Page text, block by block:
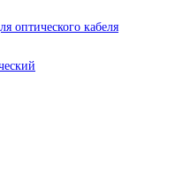
оптического кабеля